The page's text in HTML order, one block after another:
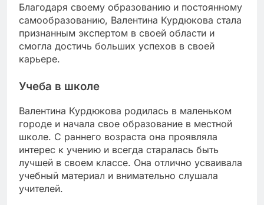
Благодаря своему образованию и постоянному
самообразованию, Валентина Курдюкова стала
признанным экспертом в своей области и
смогла достичь больших успехов в своей
карьере.
Учеба в школе
Валентина Курдюкова родилась в маленьком
городе и начала свое образование в местной
школе. С раннего возраста она проявляла
интерес к учению и всегда старалась быть
лучшей в своем классе. Она отлично усваивала
учебный материал и внимательно слушала
учителей.